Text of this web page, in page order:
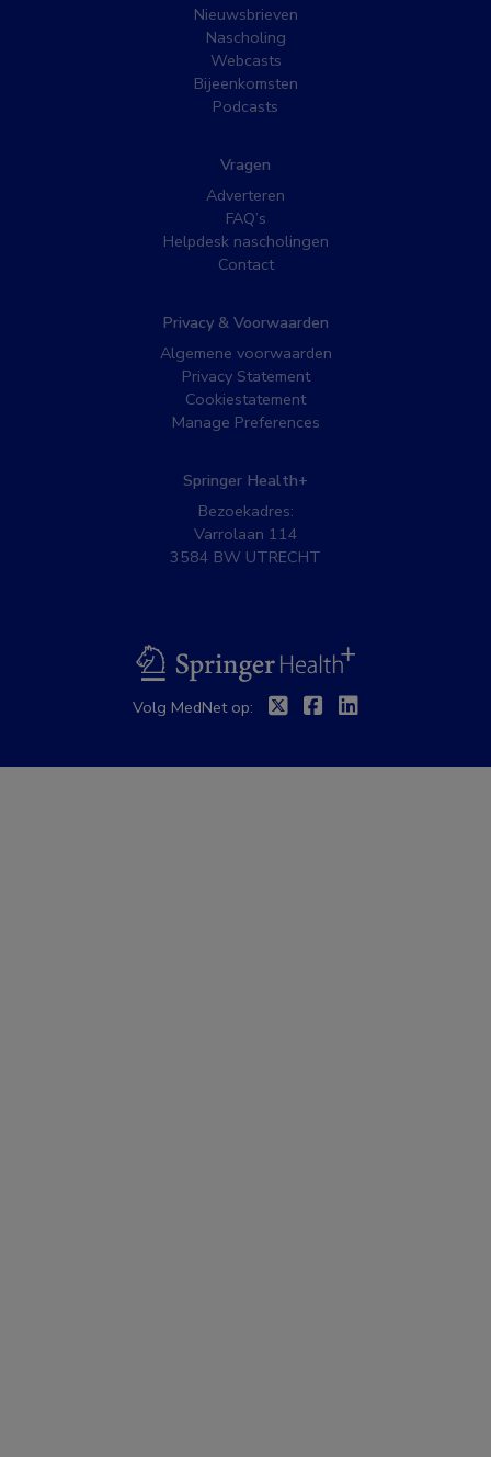
Nieuwsbrieven
Nascholing
Webcasts
Bijeenkomsten
Podcasts
Vragen
Adverteren
FAQ’s
Helpdesk nascholingen
Contact
Privacy & Voorwaarden
Algemene voorwaarden
Privacy Statement
Cookiestatement
Manage Preferences
Springer Health+
Bezoekadres:
Varrolaan 114
3584 BW UTRECHT
BSL
Volg MedNet op: TwitterFacebook
Linkedin